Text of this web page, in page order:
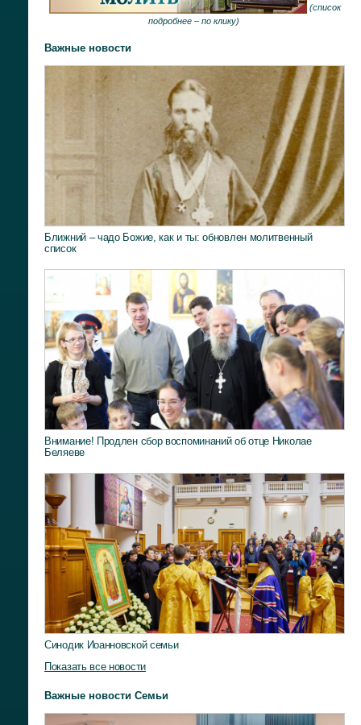
(список
подробнее – по клику)
Важные новости
Ближний – чадо Божие, как и ты: обновлен молитвенный
список
Внимание! Продлен сбор воспоминаний об отце Николае
Беляеве
Синодик Иоанновской семьи
Показать все новости
Важные новости Семьи